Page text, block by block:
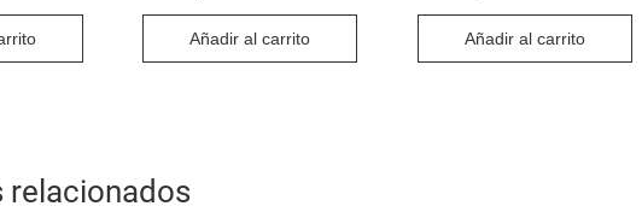
Añadir al carrito Añadir al carrito
relacionados